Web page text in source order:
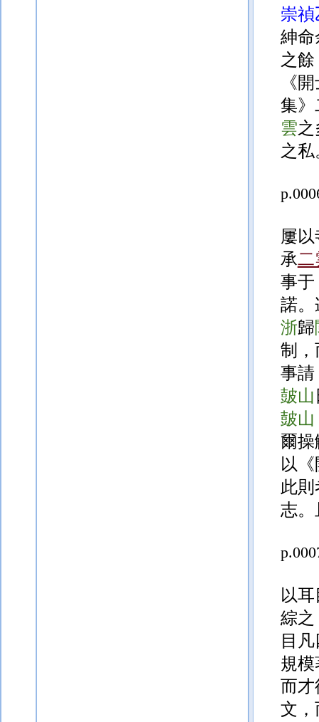
崇禎
紳命
之
《
集》
雲
之
屢
承二
事于
諾。
浙歸
制，
事請
皷山
皷山
爾操
以
此則
志。
以
綜之
目
規模
而
文，